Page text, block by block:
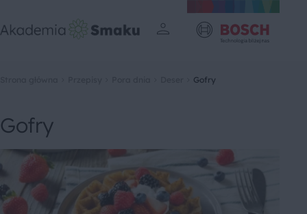
Gofry
Gofry